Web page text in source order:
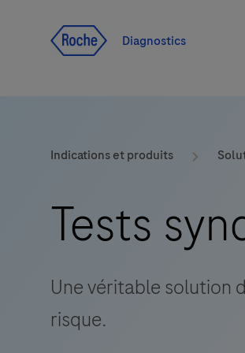
Diagnostics
Indications et produits
Tests
Une véritable solution
risque.